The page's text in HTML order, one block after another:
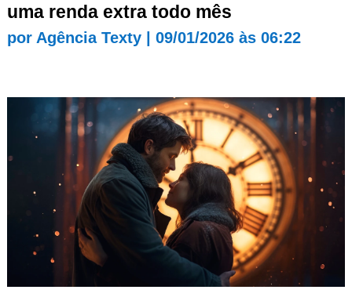
uma renda extra todo mês
por Agência Texty| 09/01/2026 às 06:22